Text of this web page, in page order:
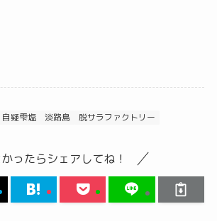
自疑雫塩 淡路島 脱サラファクトリー
ったらシェアしてね！